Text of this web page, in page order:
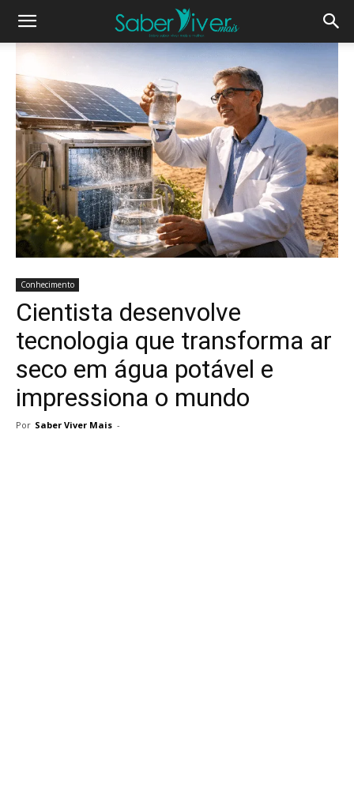
Conhecimento
Cientista desenvolve
tecnologia que transforma ar
seco em água potável e
impressiona o mundo
Por Saber Viver Mais -